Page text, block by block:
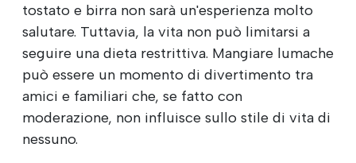
tostato e birra non sarà un'esperienza molto
salutare. Tuttavia, la vita non può limitarsi a
seguire una dieta restrittiva. Mangiare lumache
può essere un momento di divertimento tra
amici e familiari che, se fatto con
moderazione, non influisce sullo stile di vita di
nessuno.